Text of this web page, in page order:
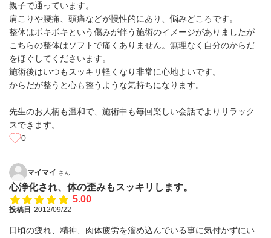
親子で通っています。
肩こりや腰痛、頭痛などが慢性的にあり、悩みどころです。
整体はボキボキという傷みが伴う施術のイメージがありましたが
こちらの整体はソフトで痛くありません。無理なく自分のからだ
をほぐしてくださいます。
施術後はいつもスッキリ軽くなり非常に心地よいです。
からだが整うと心も整うような気持ちになります。
先生のお人柄も温和で、施術中も毎回楽しい会話でよりリラック
スできます。
0
マイマイ さん
心浄化され、体の歪みもスッキリします。
5.00
投稿日 2012/09/22
日頃の疲れ、精神、肉体疲労を溜め込んでいる事に気付かずにい